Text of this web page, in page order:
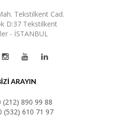
Tekstilkent Cad.
D:37 Tekstilkent
- İSTANBUL
ARAYIN
(212) 890 99 88
(532) 610 71 97